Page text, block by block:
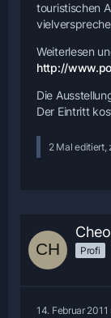
touristischen
Weiterlesen
http://
Die
Der Eintritt
2 Mal editiert,
Profi
14. Februar